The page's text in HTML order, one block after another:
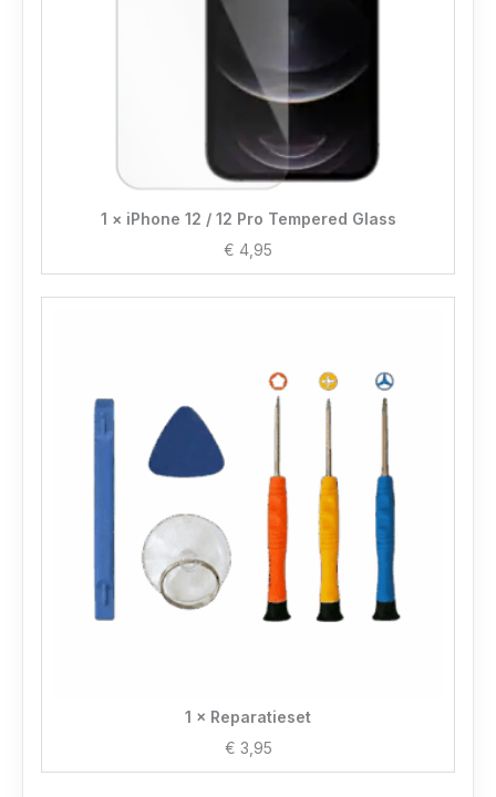
1 × iPhone 12 / 12 Pro Tempered Glass
€ 4,95
1 × Reparatieset
€ 3,95